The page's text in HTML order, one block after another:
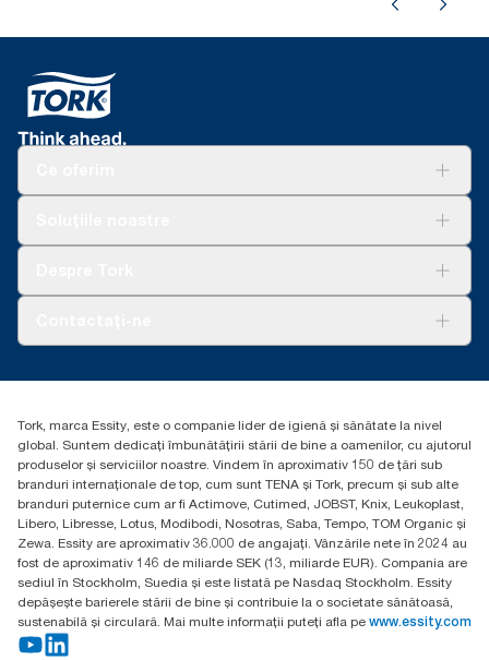
Essity Hungary Kft. Professional Hygiene
Budakeszi út 51.
Tork, marca Essity, este o companie lider de igienă și sănătate la nivel
global. Suntem dedicați îmbunătățirii stării de bine a oamenilor, cu ajutorul
produselor și serviciilor noastre. Vindem în aproximativ 150 de țări sub
branduri internaționale de top, cum sunt TENA și Tork, precum și sub alte
branduri puternice cum ar fi Actimove, Cutimed, JOBST, Knix, Leukoplast,
Libero, Libresse, Lotus, Modibodi, Nosotras, Saba, Tempo, TOM Organic și
Zewa. Essity are aproximativ 36.000 de angajați. Vânzările nete în 2024 au
fost de aproximativ 146 de miliarde SEK (13, miliarde EUR). Compania are
sediul în Stockholm, Suedia și este listată pe Nasdaq Stockholm. Essity
depășește barierele stării de bine și contribuie la o societate sănătoasă,
sustenabilă și circulară. Mai multe informații puteți afla pe www.essity.com